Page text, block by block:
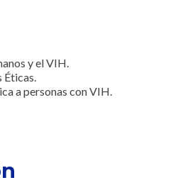
y el VIH.
Éticas.
a personas con VIH.